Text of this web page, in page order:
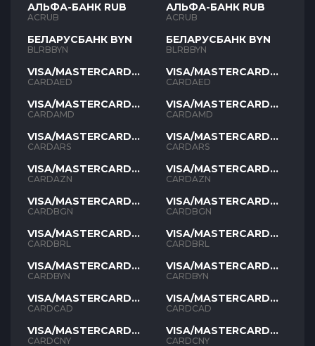
АЛЬФА-БАНК RUB
ACRUB
БЕЛАРУСБАНК BYN
BLRBBYN
VISA/MASTERCARD
AED
CARDAED
VISA/MASTERCARD
AMD
CARDAMD
VISA/MASTERCARD
ARS
CARDARS
VISA/MASTERCARD
AZN
CARDAZN
VISA/MASTERCARD
BGN
CARDBGN
VISA/MASTERCARD
BRL
CARDBRL
VISA/MASTERCARD
BYN
CARDBYN
VISA/MASTERCARD
CAD
CARDCAD
VISA/MASTERCARD
CNY
CARDCNY
АЛЬФА-БАНК RUB
ACRUB
БЕЛАРУСБАНК BYN
BLRBBYN
VISA/MASTERCARD
AED
CARDAED
VISA/MASTERCARD
AMD
CARDAMD
VISA/MASTERCARD
ARS
CARDARS
VISA/MASTERCARD
AZN
CARDAZN
VISA/MASTERCARD
BGN
CARDBGN
VISA/MASTERCARD
BRL
CARDBRL
VISA/MASTERCARD
BYN
CARDBYN
VISA/MASTERCARD
CAD
CARDCAD
VISA/MASTERCARD
CNY
CARDCNY